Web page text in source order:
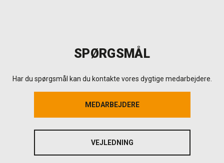
SPØRGSMÅL
Har du spørgsmål kan du kontakte vores dygtige medarbejdere.
MEDARBEJDERE
MEDARBEJDERE
VEJLEDNING
VEJLEDNING